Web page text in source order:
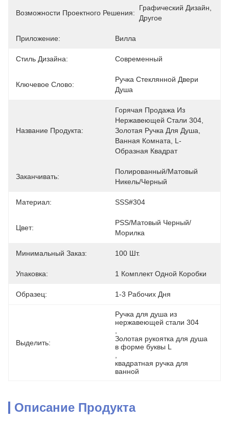
Возможности Проектного Решения:
Графический Дизайн,
Другое
Приложение: Вилла
Стиль Дизайна: Современный
Ключевое Слово:
Ручка Стеклянной Двери
Душа
Название Продукта:
Горячая Продажа Из
Нержавеющей Стали 304,
Золотая Ручка Для Душа,
Ванная Комната, L-
Образная Квадрат
Заканчивать:
Полированный/матовый
Никель/черный
Материал: SSS#304
Цвет:
PSS/матовый Черный/
Морилка
Минимальный Заказ: 100 Шт.
Упаковка: 1 Комплект Одной Коробки
Образец: 1-3 Рабочих Дня
Выделить:
Ручка для душа из
нержавеющей стали 304
Золотая рукоятка для душа
в форме буквы L
квадратная ручка для
ванной
Описание Продукта